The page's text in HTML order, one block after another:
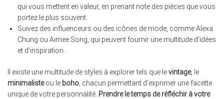
qui vous mettent en valeur, en prenant note des pièces que vous
portez le plus souvent.
Suivez des influenceurs ou des icônes de mode, comme Alexa
Chung ou Aimee Song, qui peuvent fournir une multitude d’idées
et d’inspiration.
Il existe une multitude de styles à explorer tels que levintage, le
minimalisteou le boho , chacun permettant d’exprimer une facette
unique de votre personnalité. Prendre le temps de réfléchir à votre